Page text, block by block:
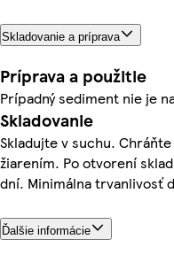
Skladovanie a príprava
Príprava a použitie
Prípadný sediment nie je
Skladovanie
Skladujte v suchu.
žiarením. Po otvorení
dní. Minimálna trvanlivosť
Ďalšie informácie